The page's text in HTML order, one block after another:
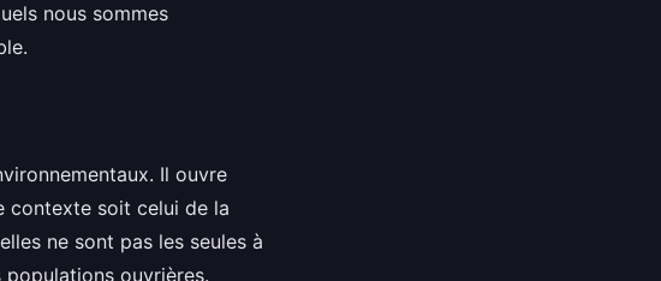
nous sommes
Il ouvre
contexte soit celui de la
ne sont pas les seules à
ouvrières.